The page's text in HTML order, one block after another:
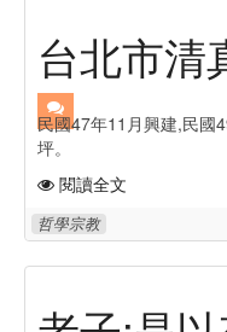
台北市清
民國47年11月興建,民國
坪。
閱讀全文
哲學宗教